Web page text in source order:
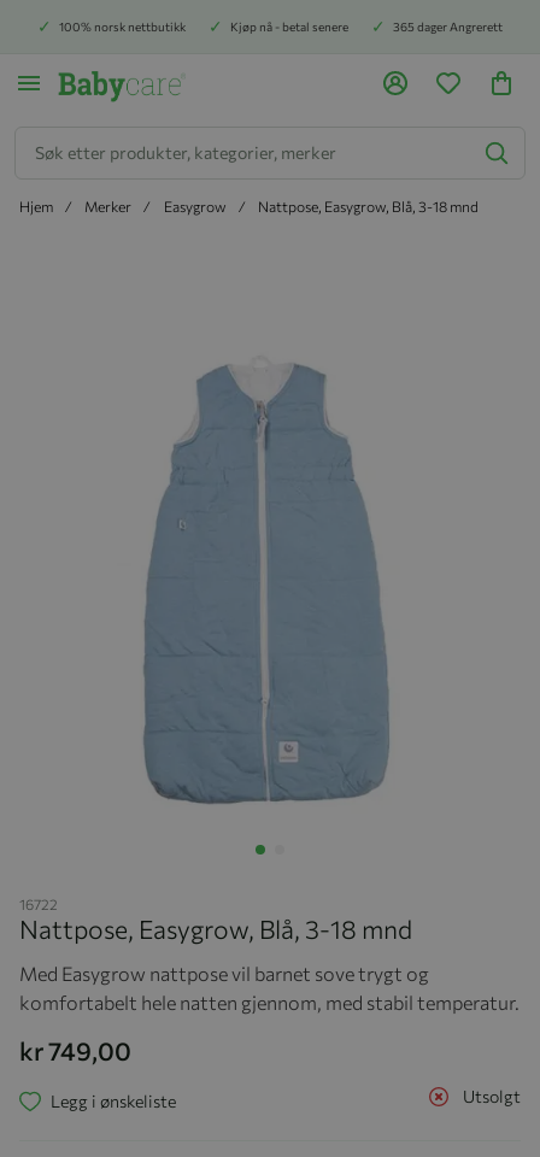
100% norsk nettbutikk Kjøp nå - betal senere 365 dager Angrerett
Hjem Merker Easygrow Nattpose, Easygrow, Blå, 3-18 mnd
16722
Nattpose, Easygrow, Blå, 3-18 mnd
Med Easygrow nattpose vil barnet sove trygt og
komfortabelt hele natten gjennom, med stabil temperatur.
kr 749,00
Utsolgt
Legg i ønskeliste